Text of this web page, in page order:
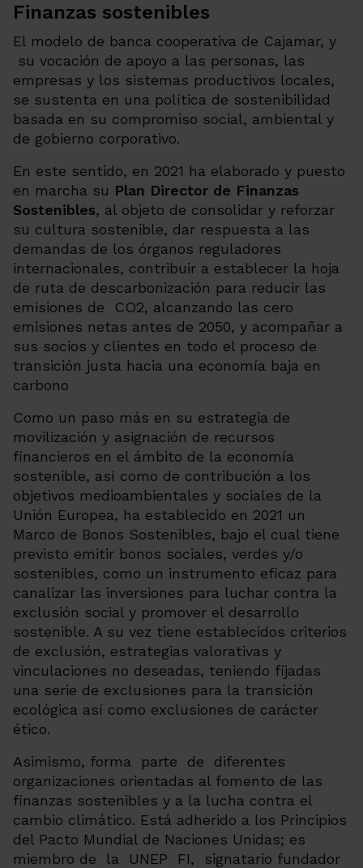
Finanzas sostenibles
El modelo de banca cooperativa de Cajamar, y
su vocación de apoyo a las personas, las
empresas y los sistemas productivos locales,
se sustenta en una política de sostenibilidad
basada en su compromiso social, ambiental y
de gobierno corporativo.
En este sentido, en 2021 ha elaborado y puesto
en marcha su Plan Director de Finanzas
Sostenibles, al objeto de consolidar y reforzar
su cultura sostenible, dar respuesta a las
demandas de los órganos reguladores
internacionales, contribuir a establecer la hoja
de ruta de descarbonización para reducir las
emisiones de CO2, alcanzando las cero
emisiones netas antes de 2050, y acompañar a
sus socios y clientes en todo el proceso de
transición justa hacia una economía baja en
carbono
Como un paso más en su estrategia de
movilización y asignación de recursos
financieros en el ámbito de la economía
sostenible, así como de contribución a los
objetivos medioambientales y sociales de la
Unión Europea, ha establecido en 2021 un
Marco de Bonos Sostenibles, bajo el cual tiene
previsto emitir bonos sociales, verdes y/o
sostenibles, como un instrumento eficaz para
canalizar las inversiones para luchar contra la
exclusión social y promover el desarrollo
sostenible. A su vez tiene establecidos criterios
de exclusión, estrategias valorativas y
vinculaciones no deseadas, teniendo fijadas
una serie de exclusiones para la transición
ecológica así como exclusiones de carácter
ético.
Asimismo, forma parte de diferentes
organizaciones orientadas al fomento de las
finanzas sostenibles y a la lucha contra el
cambio climático. Está adherido a los Principios
del Pacto Mundial de Naciones Unidas; es
miembro de la UNEP FI, signatario fundador